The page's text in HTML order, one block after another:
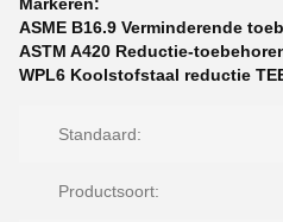
ASME B16.9 Verminderende
ASTM A420 Reductie-
WPL6 Koolstofstaal reductie
Standaard:
Productsoort: